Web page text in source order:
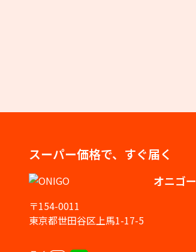
スーパー価格で、すぐ届く
オニゴー
〒154-0011
東京都世田谷区上馬1-17-5